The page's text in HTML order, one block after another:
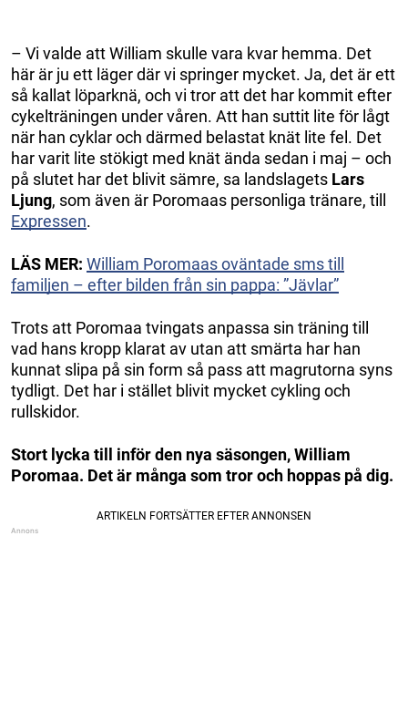
– Vi valde att William skulle vara kvar hemma. Det
här är ju ett läger där vi springer mycket. Ja, det är ett
så kallat löparknä, och vi tror att det har kommit efter
cykelträningen under våren. Att han suttit lite för lågt
när han cyklar och därmed belastat knät lite fel. Det
har varit lite stökigt med knät ända sedan i maj – och
på slutet har det blivit sämre, sa landslagets Lars
Ljung, som även är Poromaas personliga tränare, till
Expressen.
LÄS MER: William Poromaas oväntade sms till
familjen – efter bilden från sin pappa: ”Jävlar”
Trots att Poromaa tvingats anpassa sin träning till
vad hans kropp klarat av utan att smärta har han
kunnat slipa på sin form så pass att magrutorna syns
tydligt. Det har i stället blivit mycket cykling och
rullskidor.
Stort lycka till inför den nya säsongen, William
Poromaa. Det är många som tror och hoppas på dig.